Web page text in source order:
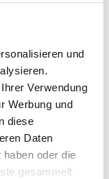
und
Verwendung
Werbung und
diese
Daten
oder die
gesammelt